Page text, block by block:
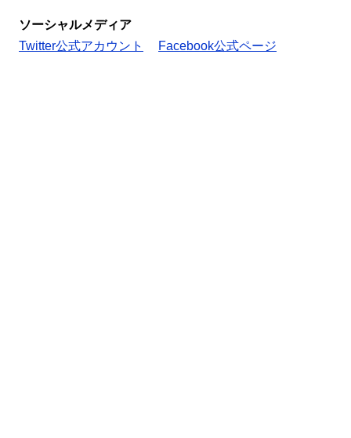
ソーシャルメディア
Twitter公式アカウント
Facebook公式ページ